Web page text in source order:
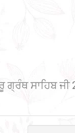
ਗ੍ਰੰਥ ਸਾਹਿਬ ਜੀ